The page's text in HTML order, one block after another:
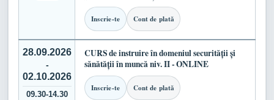
Inscrie-te Cont de plată
28.09.2026
-
02.10.2026
09.30-14.30
CURS de instruire în domeniul securității și
sănătății în muncă niv. II - ONLINE
Inscrie-te Cont de plată